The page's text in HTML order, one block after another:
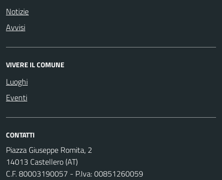
Notizie
Avvisi
VIVERE IL COMUNE
Luoghi
Eventi
CONTATTI
Piazza Giuseppe Romita, 2
14013 Castellero (AT)
C.F. 80003190057 - P.Iva: 00851260059